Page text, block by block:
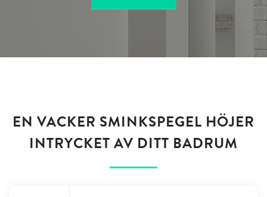
EN VACKER SMINKSPEGEL HÖJER
INTRYCKET AV DITT BADRUM